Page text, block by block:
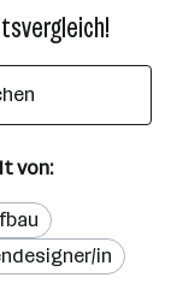
von:
in